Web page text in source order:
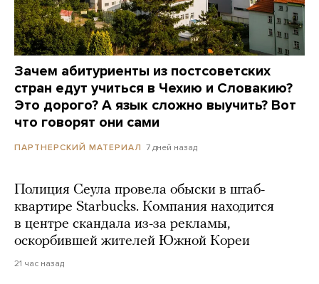
Зачем абитуриенты из постсоветских
стран едут учиться в Чехию и Словакию?
Это дорого? А язык сложно выучить? Вот
что говорят они сами
ПАРТНЕРСКИЙ МАТЕРИАЛ 7 дней назад
Полиция Сеула провела обыски в штаб-
квартире Starbucks. Компания находится
в центре скандала из-за рекламы,
оскорбившей жителей Южной Кореи
21 час назад